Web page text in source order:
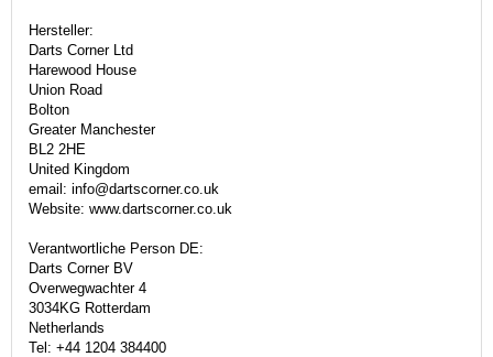
Hersteller:
Darts Corner Ltd
Harewood House
Union Road
Bolton
Greater Manchester
BL2 2HE
United Kingdom
email: info@dartscorner.co.uk
Website: www.dartscorner.co.uk
Verantwortliche Person DE:
Darts Corner BV
Overwegwachter 4
3034KG Rotterdam
Netherlands
Tel: +44 1204 384400